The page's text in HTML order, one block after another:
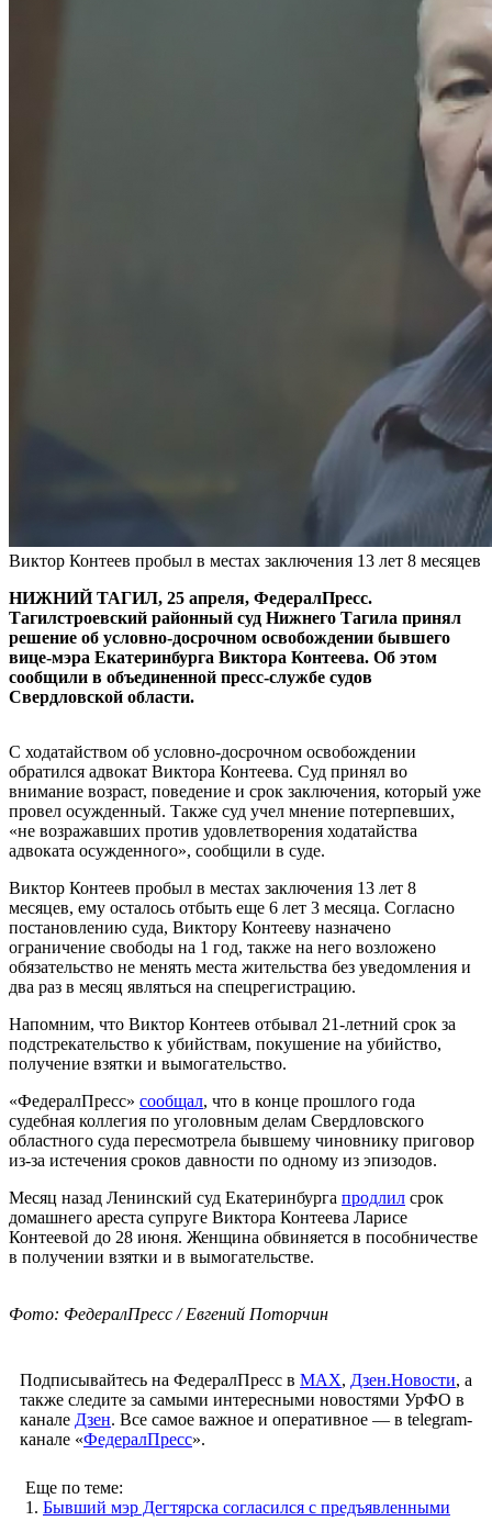
Виктор Контеев пробыл в местах заключения 13 лет 8 месяцев
НИЖНИЙ ТАГИЛ, 25 апреля, ФедералПресс.
Тагилстроевский районный суд Нижнего Тагила принял
решение об условно-досрочном освобождении бывшего
вице-мэра Екатеринбурга Виктора Контеева. Об этом
сообщили в объединенной пресс-службе судов
Свердловской области.
С ходатайством об условно-досрочном освобождении
обратился адвокат Виктора Контеева. Суд принял во
внимание возраст, поведение и срок заключения, который уже
провел осужденный. Также суд учел мнение потерпевших,
«не возражавших против удовлетворения ходатайства
адвоката осужденного», сообщили в суде.
Виктор Контеев пробыл в местах заключения 13 лет 8
месяцев, ему осталось отбыть еще 6 лет 3 месяца. Согласно
постановлению суда, Виктору Контееву назначено
ограничение свободы на 1 год, также на него возложено
обязательство не менять места жительства без уведомления и
два раз в месяц являться на спецрегистрацию.
Напомним, что Виктор Контеев отбывал 21-летний срок за
подстрекательство к убийствам, покушение на убийство,
получение взятки и вымогательство.
«ФедералПресс» сообщал, что в конце прошлого года
судебная коллегия по уголовным делам Свердловского
областного суда пересмотрела бывшему чиновнику приговор
из-за истечения сроков давности по одному из эпизодов.
Месяц назад Ленинский суд Екатеринбурга продлил срок
домашнего ареста супруге Виктора Контеева Ларисе
Контеевой до 28 июня. Женщина обвиняется в пособничестве
в получении взятки и в вымогательстве.
Фото: ФедералПресс / Евгений Поторчин
Подписывайтесь на ФедералПресс в МАХ, Дзен.Новости, а
также следите за самыми интересными новостями УрФО в
канале Дзен. Все самое важное и оперативное — в telegram-
канале «ФедералПресс».
Еще по теме:
1. Бывший мэр Дегтярска согласился с предъявленными